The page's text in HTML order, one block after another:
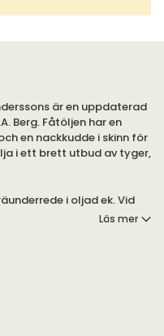
är en uppdaterad
Berg. Fåtöljen har en
en nackkudde i skinn för
i ett brett utbud av tyger,
i oljad ek. Vid
tillverkad i svart- eller
ökad komfort. Fotpallen
Läs mer